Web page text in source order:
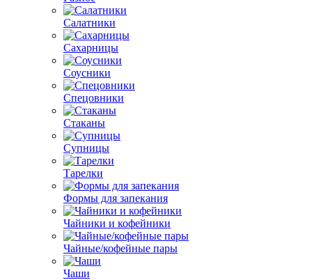
Салатники
Сахарницы
Соусники
Спецовники
Стаканы
Супницы
Тарелки
Формы для запекания
Чайники и кофейники
Чайные/кофейные пары
Чаши